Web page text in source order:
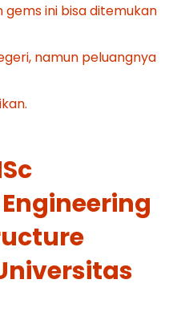
gems ini bisa ditemukan
namun peluangnya